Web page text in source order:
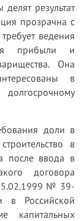
результат
прозрачна с
ведения
прибыли и
Она
в
доли в
в
после ввода в
договора
№ 39-
в Российской
капитальных